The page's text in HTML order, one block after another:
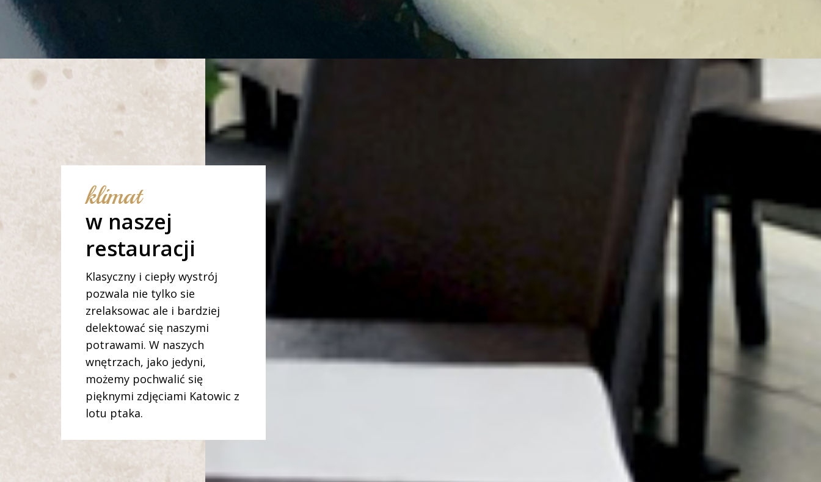
klimat
w naszej
restauracji
Klasyczny i ciepły wystrój
pozwala nie tylko sie
zrelaksowac ale i bardziej
delektować się naszymi
potrawami. W naszych
wnętrzach, jako jedyni,
możemy pochwalić się
pięknymi zdjęciami Katowic z
lotu ptaka.